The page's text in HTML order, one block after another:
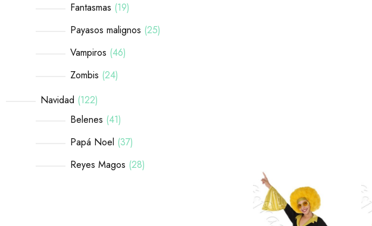
Fantasmas 19
Payasos malignos 25
Vampiros 46
Zombis 24
Navidad 122
Belenes 41
Papá Noel 37
Reyes Magos 28